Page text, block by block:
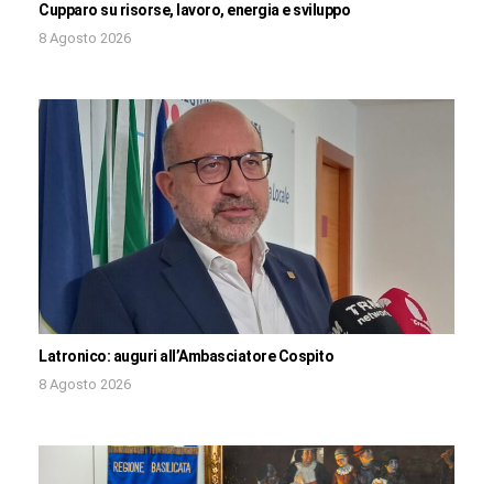
Cupparo su risorse, lavoro, energia e sviluppo
8 Agosto 2026
Latronico: auguri all’Ambasciatore Cospito
8 Agosto 2026